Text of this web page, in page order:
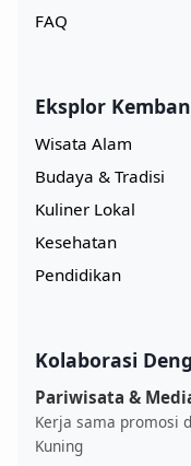
FAQ
Eksplor
Wisata Alam
Budaya & Tradisi
Kuliner Lokal
Kesehatan
Pendidikan
Kolaborasi
Pariwisata &
Kerja sama promosi
Kuning